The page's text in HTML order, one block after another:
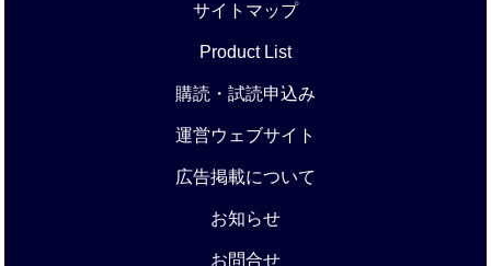
サイトマップ
Product List
購読・試読申込み
運営ウェブサイト
広告掲載について
お知らせ
お問合せ